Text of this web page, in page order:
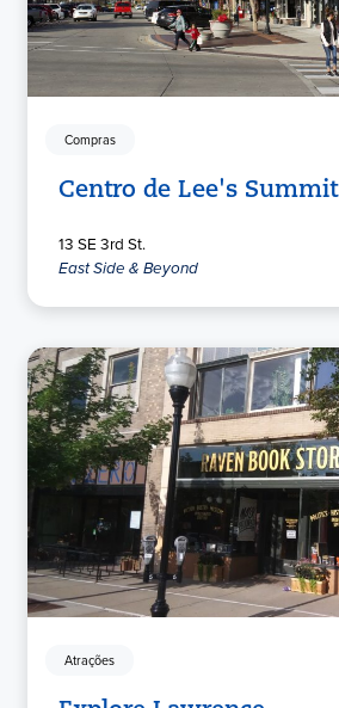
Compras
Centro de Lee's Summit
13 SE 3rd St.
East Side & Beyond
Atrações